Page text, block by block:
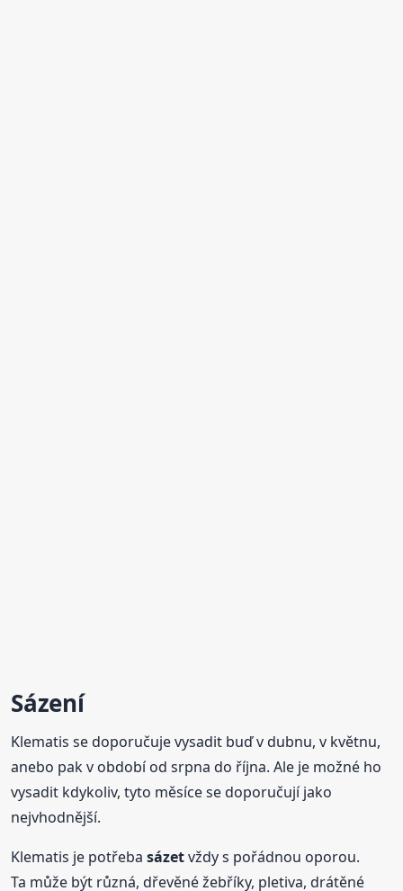
Sázení
Klematis se doporučuje vysadit buď v dubnu, v květnu,
anebo pak v období od srpna do října. Ale je možné ho
vysadit kdykoliv, tyto měsíce se doporučují jako
nejvhodnější.
Klematis je potřebasázetvždy s pořádnou oporou.
Ta může být různá, dřevěné žebříky, pletiva, drátěné